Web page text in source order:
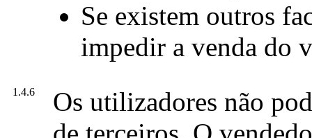
Se existem outros
impedir a venda do
1.4.6
Os utilizadores não